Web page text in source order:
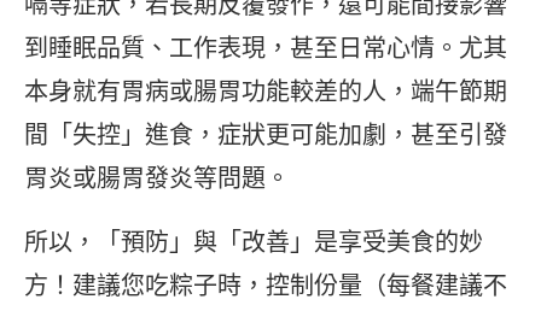
到睡眠品質、工作表現，甚至日常心情。尤其
本身就有胃病或腸胃功能較差的人，端午節期
間「失控」進食，症狀更可能加劇，甚至引發
胃炎或腸胃發炎等問題。
所以，「預防」與「改善」是享受美食的妙
方！建議您吃粽子時，控制份量（每餐建議不